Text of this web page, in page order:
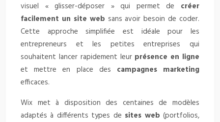
visuel « glisser-déposer » qui permet de créer
facilement un site web sans avoir besoin de coder.
Cette approche simplifiée est idéale pour les
entrepreneurs et les petites entreprises qui
souhaitent lancer rapidement leur présence en ligne
et mettre en place des campagnes marketing
efficaces.
Wix met à disposition des centaines de modèles
adaptés à différents types de sites web(portfolios,